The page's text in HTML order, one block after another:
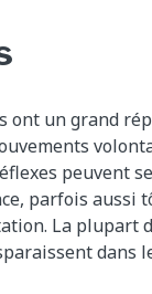
ont un grand
peuvent
parfois aussi
La plupart
dans